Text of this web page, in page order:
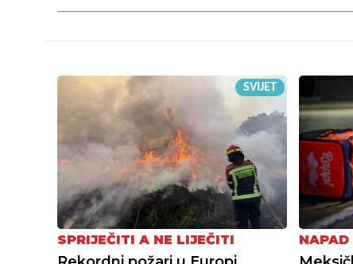
SVIJET
SPRIJEČITI A NE LIJEČITI NAPAD